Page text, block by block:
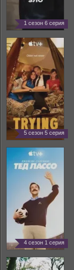
1 сезон 6 серия
5 сезон 5 серия
4 сезон 1 серия